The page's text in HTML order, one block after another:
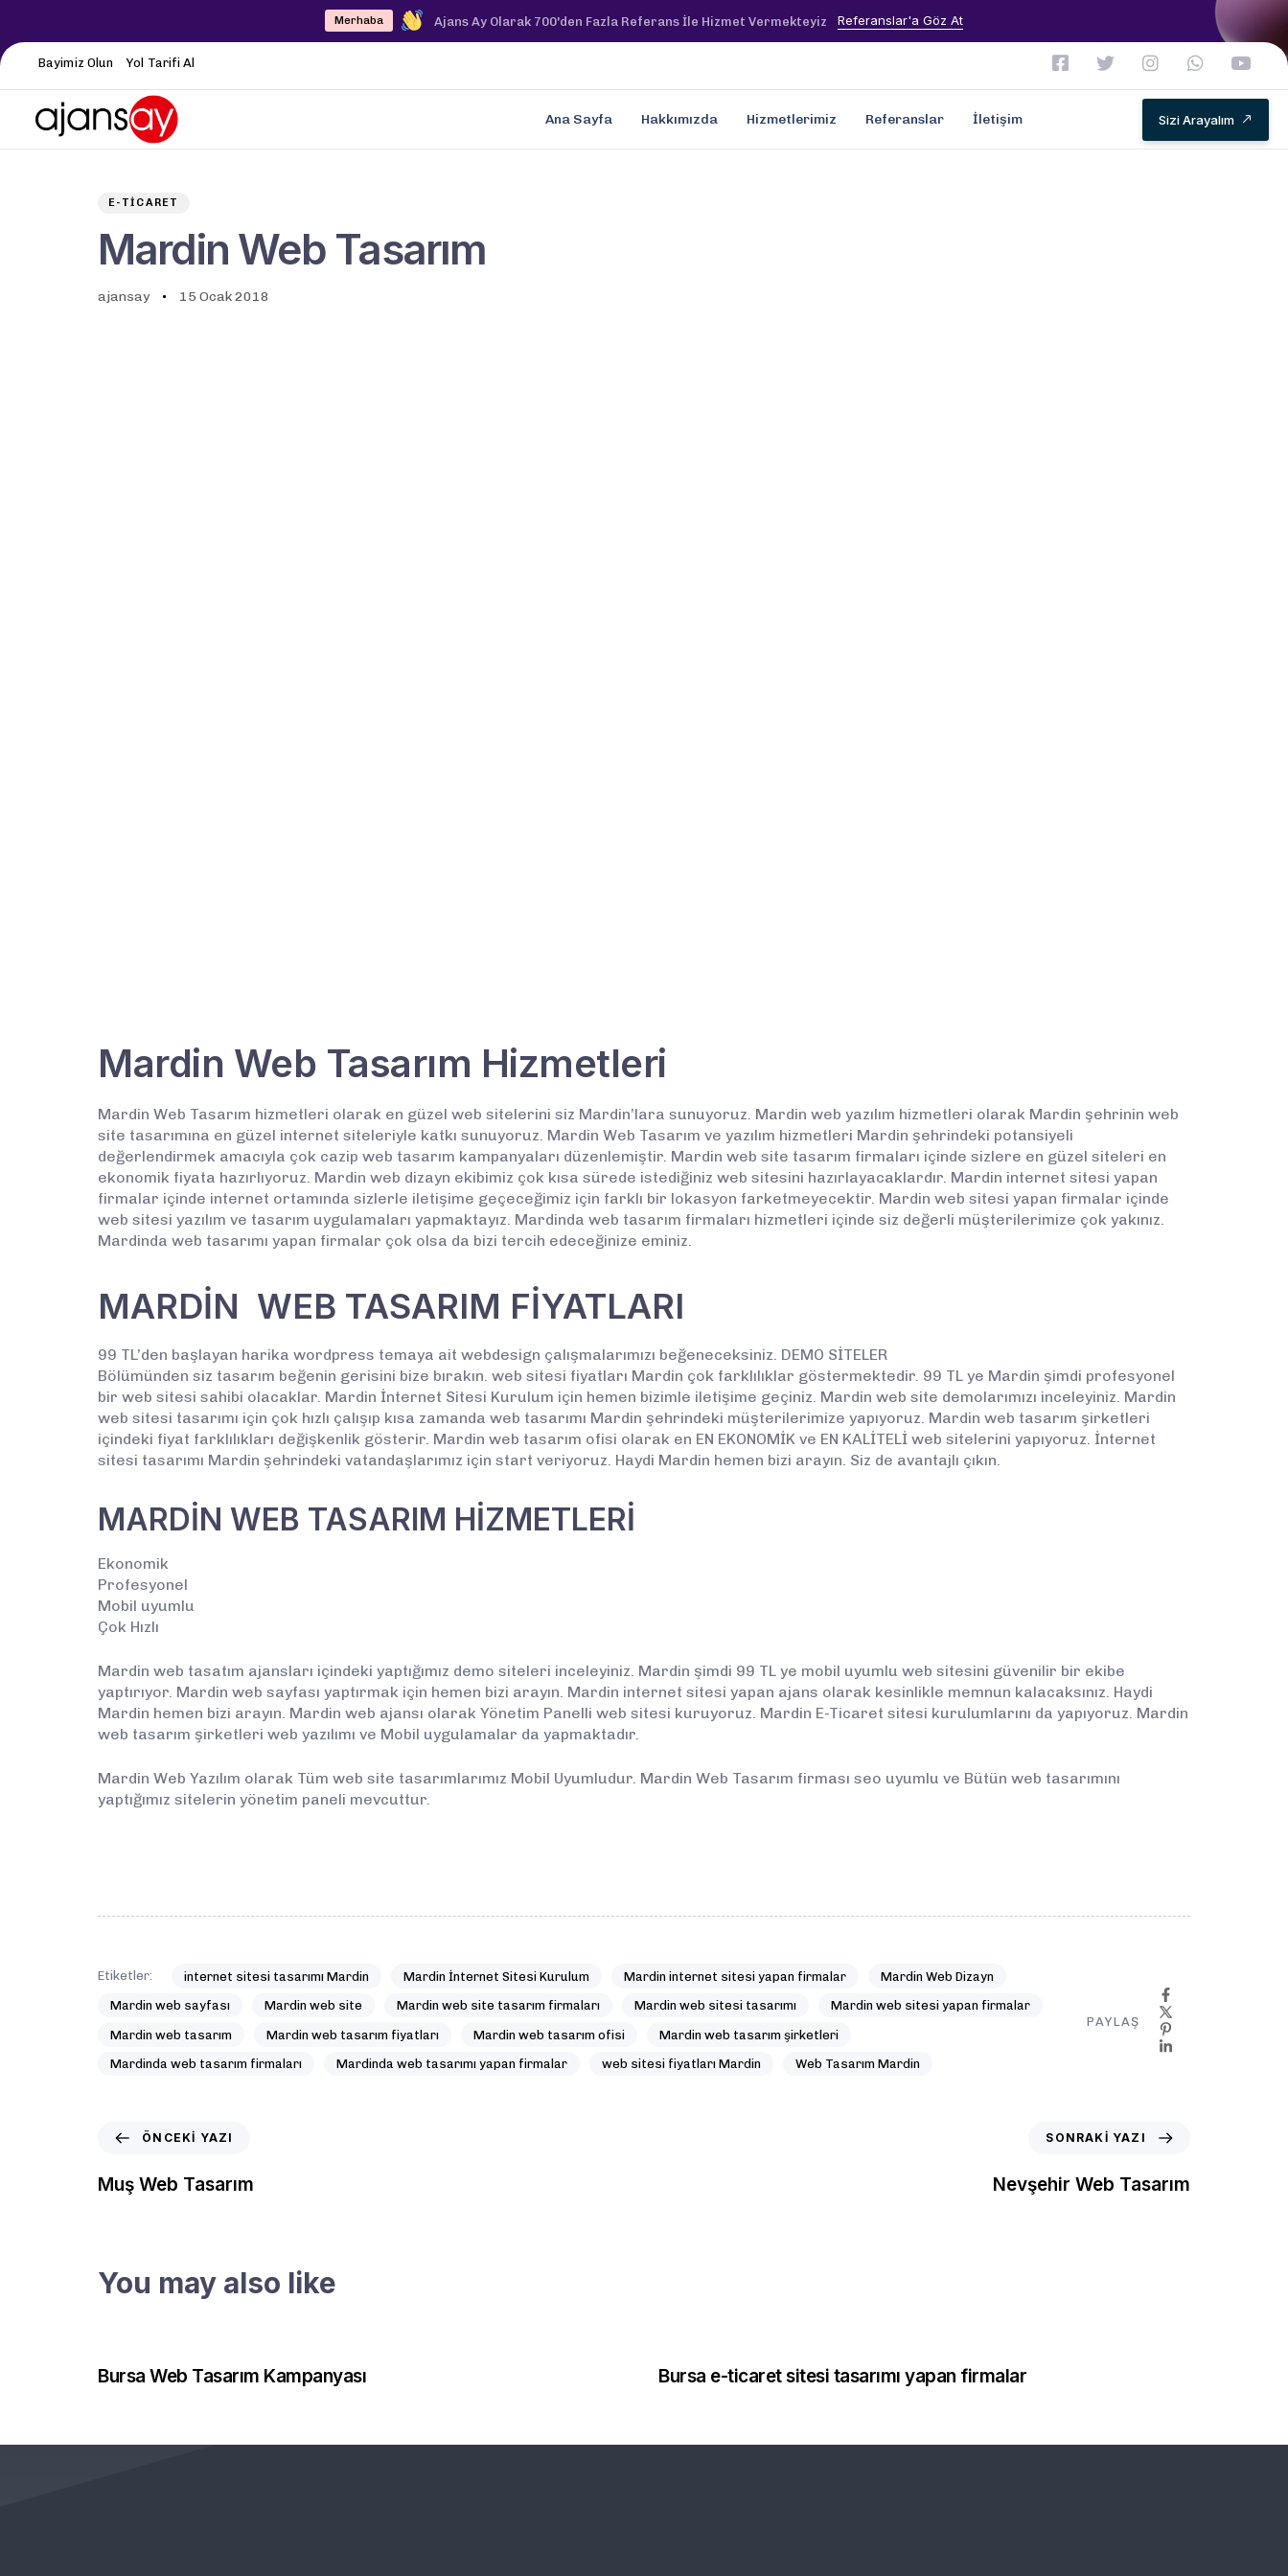
Merhaba Ajans Ay Olarak 700'den Fazla Referans İle Hizmet Vermekteyiz Referanslar'a Göz At
Bayimiz Olun Yol Tarifi Al
Ana Sayfa Hakkımızda Hizmetlerimiz Referanslar İletişim Sizi Arayalım
E-TICARET
Mardin Web Tasarım
ajansay 15 Ocak 2018
Mardin Web Tasarım Hizmetleri
Mardin Web Tasarım hizmetleri olarak en güzel web sitelerini siz Mardin’lara sunuyoruz. Mardin web yazılım hizmetleri olarak Mardin şehrinin web
site tasarımına en güzel internet siteleriyle katkı sunuyoruz. Mardin Web Tasarım ve yazılım hizmetleri Mardin şehrindeki potansiyeli
değerlendirmek amacıyla çok cazip web tasarım kampanyaları düzenlemiştir. Mardin web site tasarım firmaları içinde sizlere en güzel siteleri en
ekonomik fiyata hazırlıyoruz. Mardin web dizayn ekibimiz çok kısa sürede istediğiniz web sitesini hazırlayacaklardır. Mardin internet sitesi yapan
firmalar içinde internet ortamında sizlerle iletişime geçeceğimiz için farklı bir lokasyon farketmeyecektir. Mardin web sitesi yapan firmalar içinde
web sitesi yazılım ve tasarım uygulamaları yapmaktayız. Mardinda web tasarım firmaları hizmetleri içinde siz değerli müşterilerimize çok yakınız.
Mardinda web tasarımı yapan firmalar çok olsa da bizi tercih edeceğinize eminiz.
MARDİN WEB TASARIM FİYATLARI
99 TL’den başlayan harika wordpress temaya ait webdesign çalışmalarımızı beğeneceksiniz. DEMO SİTELER
Bölümünden siz tasarım beğenin gerisini bize bırakın. web sitesi fiyatları Mardin çok farklılıklar göstermektedir. 99 TL ye Mardin şimdi profesyonel
bir web sitesi sahibi olacaklar. Mardin İnternet Sitesi Kurulum için hemen bizimle iletişime geçiniz. Mardin web site demolarımızı inceleyiniz. Mardin
web sitesi tasarımı için çok hızlı çalışıp kısa zamanda web tasarımı Mardin şehrindeki müşterilerimize yapıyoruz. Mardin web tasarım şirketleri
içindeki fiyat farklılıkları değişkenlik gösterir. Mardin web tasarım ofisi olarak en EN EKONOMİK ve EN KALİTELİ web sitelerini yapıyoruz. İnternet
sitesi tasarımı Mardin şehrindeki vatandaşlarımız için start veriyoruz. Haydi Mardin hemen bizi arayın. Siz de avantajlı çıkın.
MARDİN WEB TASARIM HİZMETLERİ
Ekonomik
Profesyonel
Mobil uyumlu
Çok Hızlı
Mardin web tasatım ajansları içindeki yaptığımız demo siteleri inceleyiniz. Mardin şimdi 99 TL ye mobil uyumlu web sitesini güvenilir bir ekibe
yaptırıyor. Mardin web sayfası yaptırmak için hemen bizi arayın. Mardin internet sitesi yapan ajans olarak kesinlikle memnun kalacaksınız. Haydi
Mardin hemen bizi arayın. Mardin web ajansı olarak Yönetim Panelli web sitesi kuruyoruz. Mardin E-Ticaret sitesi kurulumlarını da yapıyoruz. Mardin
web tasarım şirketleri web yazılımı ve Mobil uygulamalar da yapmaktadır.
Mardin Web Yazılım olarak Tüm web site tasarımlarımız Mobil Uyumludur. Mardin Web Tasarım firması seo uyumlu ve Bütün web tasarımını
yaptığımız sitelerin yönetim paneli mevcuttur.
Etiketler: internet sitesi tasarımı Mardin Mardin İnternet Sitesi Kurulum Mardin internet sitesi yapan firmalar Mardin Web Dizayn
Mardin web sayfası Mardin web site Mardin web site tasarım firmaları Mardin web sitesi tasarımı Mardin web sitesi yapan firmalar
Mardin web tasarım Mardin web tasarım fiyatları Mardin web tasarım ofisi Mardin web tasarım şirketleri
Mardinda web tasarım firmaları Mardinda web tasarımı yapan firmalar web sitesi fiyatları Mardin Web Tasarım Mardin
PAYLAŞ
ÖNCEKI YAZI
Muş Web Tasarım
SONRAKI YAZI
Nevşehir Web Tasarım
You may also like
Bursa Web Tasarım Kampanyası Bursa e-ticaret sitesi tasarımı yapan firmalar